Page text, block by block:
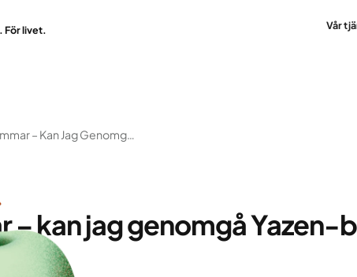
För livet. Vår
Jag Ammar – Kan Jag Genomgå Yazen-Behandlingen?
– kan jag genomgå Yazen-